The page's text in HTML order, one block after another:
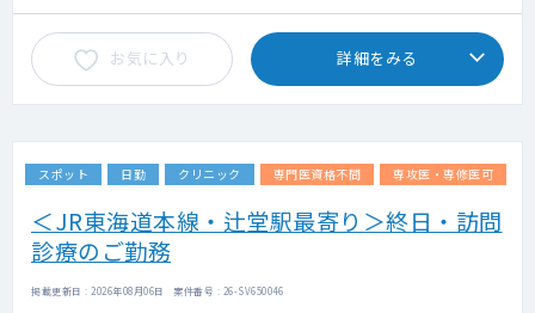
お気に入り 詳細をみる
スポット 日勤 クリニック 専門医資格不問 専攻医・専修医可
＜JR東海道本線・辻堂駅最寄り＞終日・訪問
診療のご勤務
掲載更新日 : 2026年08月06日 案件番号 : 26-SV650046